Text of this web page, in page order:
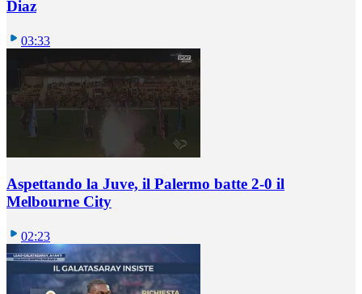
Diaz
03:33
Aspettando la Juve, il Palermo batte 2-0 il
Melbourne City
02:23